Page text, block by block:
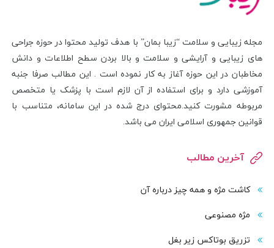
مجله زیبایی و سلامت “زیبا بمان” با هدف تولید محتوا در حوزه جراحی
های زیبایی و آرایشی و سلامت و بالا بردن سطح اطلاعات و دانش
مخاطبان در این حوزه آغاز به کار نموده است . این مطالب صرفا جنبه
آموزشی دارد و برای استفاده از آن لازم است با پزشک یا متخصص
مربوطه مشورت کنید.محتوای درج شده در این سامانه، متناسب با
قوانین جمهوری اسلامی ایران می باشد.
آخرین مطالب
کاشت مژه و همه چیز درباره آن
مژه مصنوعی
تزریق بوتاکس زیر بغل